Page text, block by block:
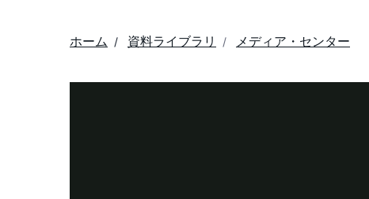
ホーム 資料ライブラリ メディア・センター